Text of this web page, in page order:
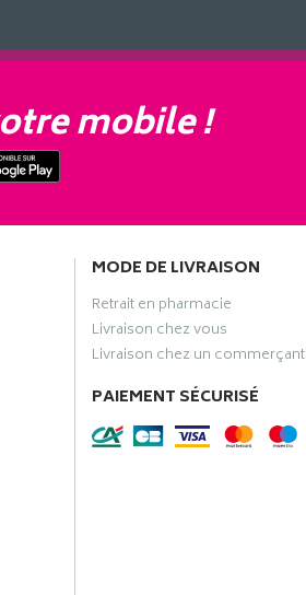
mobile !
MODE DE LIVRAISON
Retrait en pharmacie
Livraison chez vous
Livraison chez un commerçant
PAIEMENT SÉCURISÉ